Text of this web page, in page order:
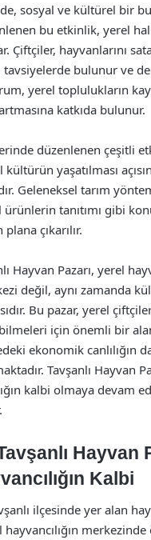
sosyal ve kültürel bir
bu etkinlik, yerel
Çiftçiler, hayvanlarını
tavsiyelerde bulunur ve
yerel toplulukların
katkıda bulunur.
düzenlenen çeşitli
yaşatılması
Geleneksel tarım
ürünlerin tanıtımı gibi
çıkarılır.
Hayvan Pazarı, yerel
değil, aynı zamanda
Bu pazar, yerel
için önemli bir
ekonomik canlılığın
Tavşanlı Hayvan
kalbi olmaya devam
Hayvan
Kalbi
ilçesinde yer alan